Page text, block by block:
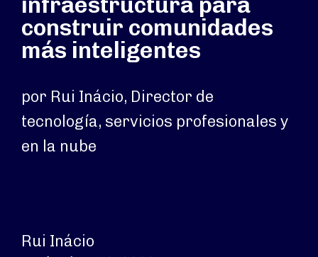
construir comunidades
más inteligentes
por Rui Inácio, Director de
tecnología, servicios profesionales y
en la nube
Rui Inácio